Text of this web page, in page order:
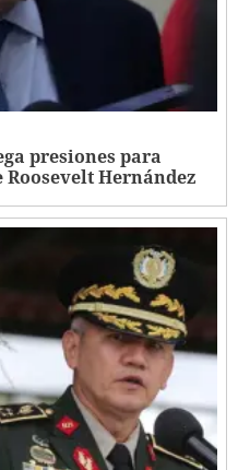
presiones para
Hernández